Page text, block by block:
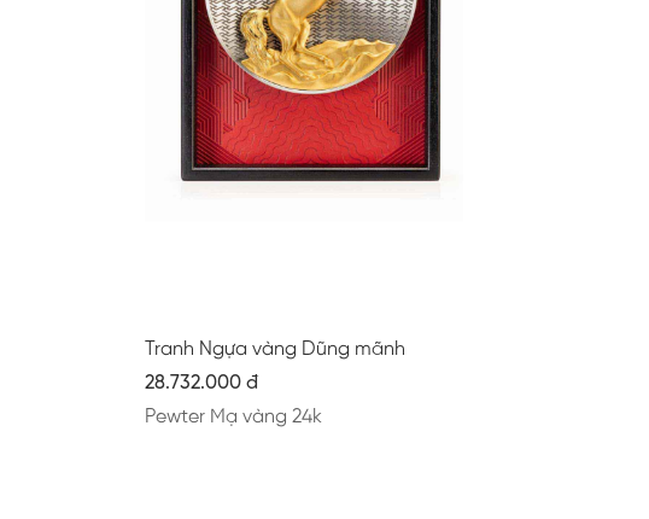
Tranh Ngựa vàng Dũng mãnh
28.732.000 đ
Pewter Mạ vàng 24k